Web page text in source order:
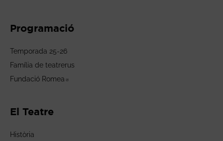
Programació
Temporada 25-26
Família de teatrerus
Fundació Romea
El Teatre
Història